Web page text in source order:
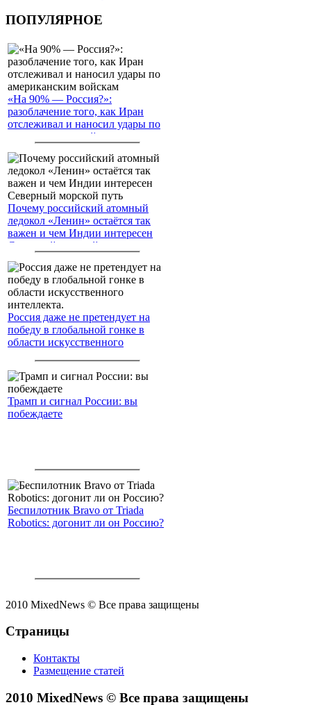
ПОПУЛЯРНОЕ
«На 90% — Россия?»:
разоблачение того, как Иран
отслеживал и наносил удары по
американским войскам
Почему российский атомный
ледокол «Ленин» остаётся так
важен и чем Индии интересен
Северный морской путь
Россия даже не претендует на
победу в глобальной гонке в
области искусственного
Трамп и сигнал России: вы
побеждаете
Беспилотник Bravo от Triada
Robotics: догонит ли он Россию?
2010 MixedNews © Все права защищены
Страницы
Контакты
Размещение статей
2010 MixedNews © Все права защищены